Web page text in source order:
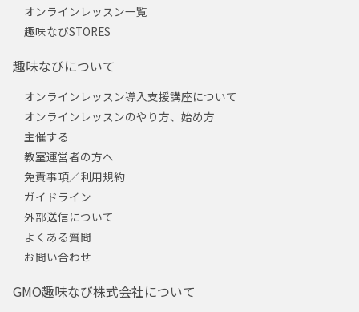
オンラインレッスン一覧
趣味なびSTORES
趣味なびについて
オンラインレッスン導入支援講座について
オンラインレッスンのやり方、始め方
主催する
教室運営者の方へ
免責事項／利用規約
ガイドライン
外部送信について
よくある質問
お問い合わせ
GMO趣味なび株式会社について